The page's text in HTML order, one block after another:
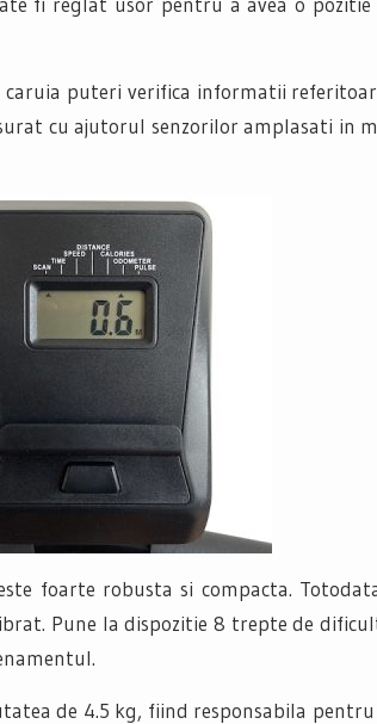
puteri verifica informatii
cu ajutorul senzorilor amplasati in
foarte robusta si compacta.
Pune la dispozitie 8 trepte de
de 4.5 kg, fiind responsabila